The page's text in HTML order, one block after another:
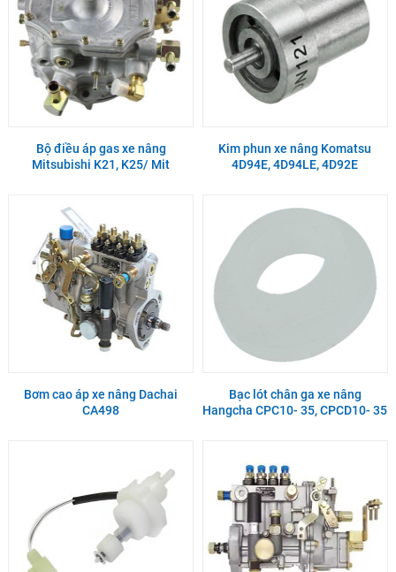
Bộ điều áp gas xe nâng
Mitsubishi K21, K25/ Mit
Kim phun xe nâng Komatsu
4D94E, 4D94LE, 4D92E
Bơm cao áp xe nâng Dachai
CA498
Bạc lót chân ga xe nâng
Hangcha CPC10- 35, CPCD10- 35